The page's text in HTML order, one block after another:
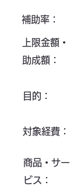
上限金額・
助成額：
補助率：
目的：
対象経費：
商品・サー
ビス：